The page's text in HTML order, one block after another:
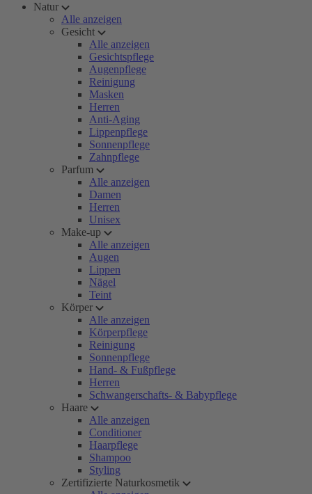
Natur
Alle anzeigen
Gesicht
Alle anzeigen
Gesichtspflege
Augenpflege
Reinigung
Masken
Herren
Anti-Aging
Lippenpflege
Sonnenpflege
Zahnpflege
Parfum
Alle anzeigen
Damen
Herren
Unisex
Make-up
Alle anzeigen
Augen
Lippen
Nägel
Teint
Körper
Alle anzeigen
Körperpflege
Reinigung
Sonnenpflege
Hand- & Fußpflege
Herren
Schwangerschafts- & Babypflege
Haare
Alle anzeigen
Conditioner
Haarpflege
Shampoo
Styling
Zertifizierte Naturkosmetik